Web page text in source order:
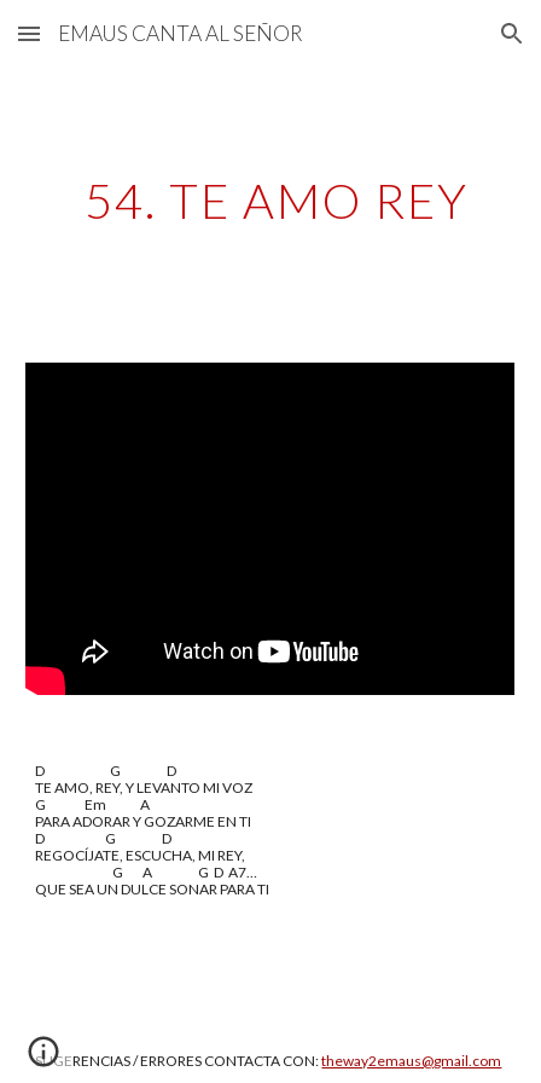
Skip to main content Skip to navigation
EMAUS CANTA AL SEÑOR
54. TE AMO REY
D                           G                   D
TE AMO, REY, Y LEVANTO MI VOZ
G                Em              A
PARA ADORAR Y GOZARME EN TI
D                         G                   D
REGOCÍJATE, ESCUCHA, MI REY,
                                G        A                   G  D  A7…
QUE SEA UN DULCE SONAR PARA TI
SUGERENCIAS / ERRORES CONTACTA CON:theway2emaus@gmail.com